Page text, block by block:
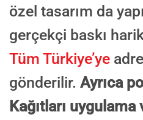
özel tasarım da
gerçekçi baskı
Tüm Türkiye’ye
gönderilir. Ayrıca
Kağıtları